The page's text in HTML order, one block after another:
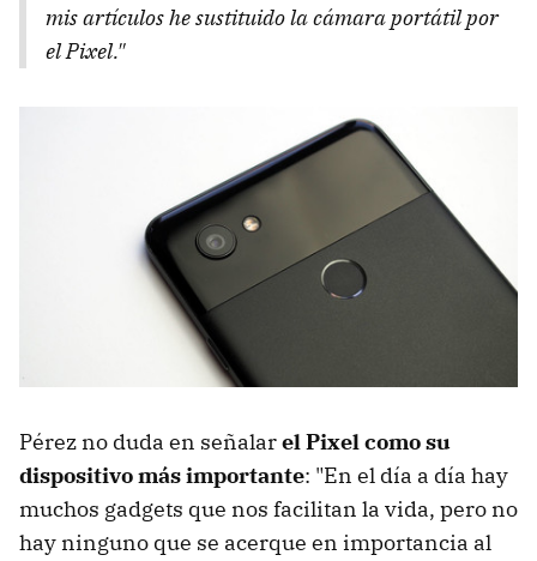
mis artículos he sustituido la cámara portátil por
el Pixel."
Pérez no duda en señalarel Pixel como su
dispositivo más importante: "En el día a día hay
muchos gadgets que nos facilitan la vida, pero no
hay ninguno que se acerque en importancia al